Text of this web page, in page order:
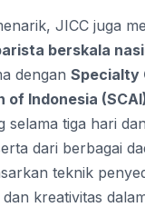
JICC juga
berskala
dengan Specialty
of Indonesia
selama tiga hari
dari berbagai
teknik
kreativitas